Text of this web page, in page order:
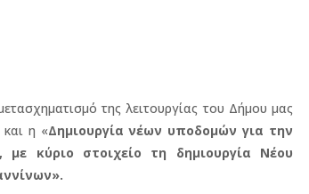
της λειτουργίας του Δήμου μας
η «Δημιουργία νέων υποδομών για την
κύριο στοιχείο τη δημιουργία
Νέου